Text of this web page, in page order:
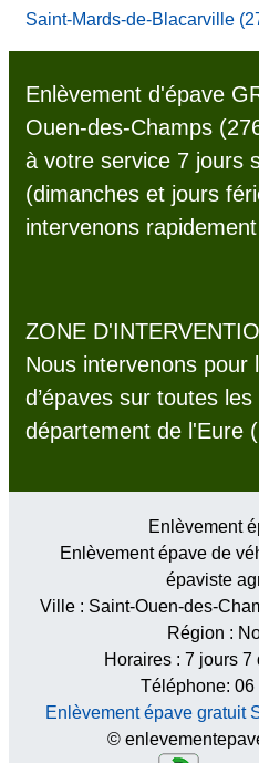
Saint-Mards-de-Blacarville
Enlèvement d'épave
Ouen-des-Champs
à votre service 7 jours
(dimanches et jours
intervenons
ZONE
Nous intervenons pour
d’épaves sur toutes
département de l'Eure
Enlèvement
Enlèvement épave de
épaviste
Ville : Saint-Ouen-des-
Région :
Horaires : 7 jours 7
Téléphone: 06
Enlèvement épave gratuit
©